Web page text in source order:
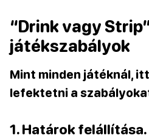
“Drink vagy
játékszabályok
Mint minden játéknál,
lefektetni a
1. Határok felállítása.